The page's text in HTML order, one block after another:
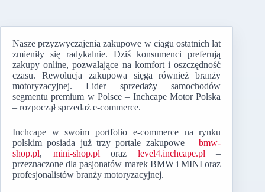
Nasze przyzwyczajenia zakupowe w ciągu ostatnich lat
zmieniły się radykalnie. Dziś konsumenci preferują
zakupy online, pozwalające na komfort i oszczędność
czasu. Rewolucja zakupowa sięga również branży
motoryzacyjnej. Lider sprzedaży samochodów
segmentu premium w Polsce – Inchcape Motor Polska
– rozpoczął sprzedaż e-commerce.
Inchcape w swoim portfolio e-commerce na rynku
polskim posiada już trzy portale zakupowe –bmw-
shop.pl, mini-shop.pl oraz level4.inchcape.pl –
przeznaczone dla pasjonatów marek BMW i MINI oraz
profesjonalistów branży motoryzacyjnej.